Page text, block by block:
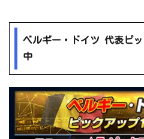
ベルギー・ドイツ 代表ピ
中